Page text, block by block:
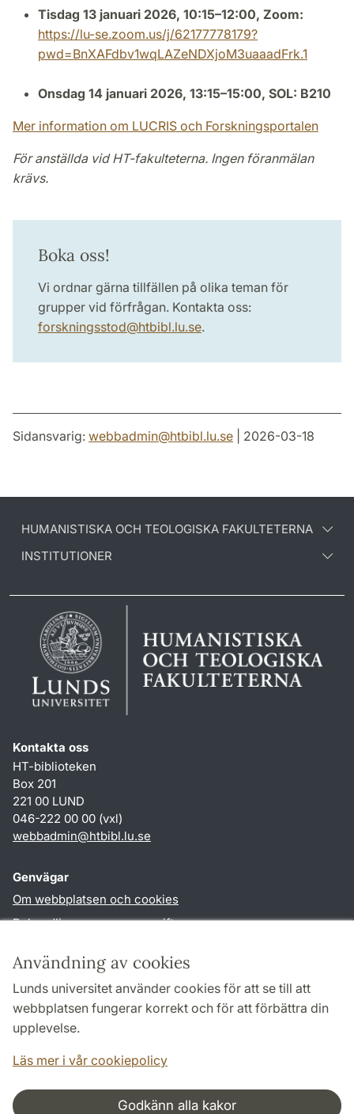
Användning av cookies
Lunds universitet använder cookies för att se till att
webbplatsen fungerar korrekt och för att förbättra din
upplevelse.
Läs mer i vår cookiepolicy
Godkänn alla kakor
Tisdag 13 januari 2026, 10:15–12:00, Zoom:
https://lu-se.zoom.us/j/62177778179?
pwd=BnXAFdbv1wqLAZeNDXjoM3uaaadFrk.1
Onsdag 14 januari 2026, 13:15–15:00, SOL: B210
Mer information om LUCRIS och Forskningsportalen
För anställda vid HT-fakulteterna. Ingen föranmälan
krävs.
Boka oss!
Vi ordnar gärna tillfällen på olika teman för
grupper vid förfrågan. Kontakta oss:
forskningsstod@htbibl.lu.se.
Sidansvarig: webbadmin@htbibl.lu.se | 2026-03-18
HUMANISTISKA OCH TEOLOGISKA FAKULTETERNA
INSTITUTIONER
Kontakta oss
HT-biblioteken
Box 201
221 00 LUND
046-222 00 00 (vxl)
webbadmin@htbibl.lu.se
Genvägar
Om webbplatsen och cookies
Behandling av personuppgifter
TYPO3-login
Följ oss i sociala medier